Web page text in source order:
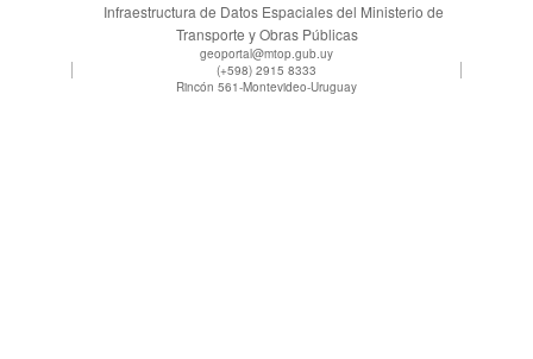
Infraestructura de Datos Espaciales del Ministerio de
Transporte y Obras Públicas
geoportal@mtop.gub.uy
(+598) 2915 8333
Rincón 561-Montevideo-Uruguay